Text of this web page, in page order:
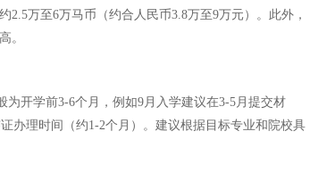
万至6万马币（约合人民币3.8万至9万元）。此外，
。
开学前3-6个月，例如9月入学建议在3-5月提交材
办理时间（约1-2个月）。建议根据目标专业和院校具